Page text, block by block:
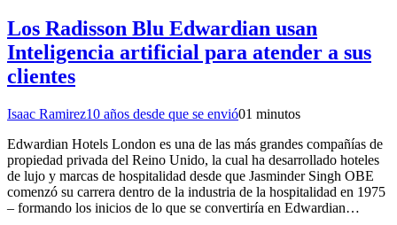
Los Radisson Blu Edwardian usan
Inteligencia artificial para atender a sus
clientes
Isaac Ramirez10 años desde que se envió01 minutos
Edwardian Hotels London es una de las más grandes compañías de
propiedad privada del Reino Unido, la cual ha desarrollado hoteles
de lujo y marcas de hospitalidad desde que Jasminder Singh OBE
comenzó su carrera dentro de la industria de la hospitalidad en 1975
– formando los inicios de lo que se convertiría en Edwardian…